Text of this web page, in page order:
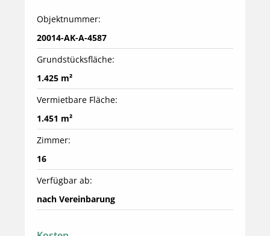
Objektnummer:
20014-AK-A-4587
Grundstücksfläche:
1.425 m²
Vermietbare Fläche:
1.451 m²
Zimmer:
16
Verfügbar ab:
nach Vereinbarung